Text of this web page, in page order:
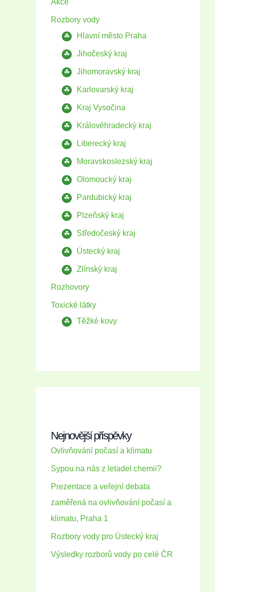
Akce
Rozbory vody
Hlavní město Praha
Jihočeský kraj
Jihomoravský kraj
Karlovarský kraj
Kraj Vysočina
Královéhradecký kraj
Liberecký kraj
Moravskoslezský kraj
Olomoucký kraj
Pardubický kraj
Plzeňský kraj
Středočeský kraj
Ústecký kraj
Zlínský kraj
Rozhovory
Toxické látky
Těžké kovy
Nejnovější příspěvky
Ovlivňování počasí a klimatu
Sypou na nás z letadel chemii?
Prezentace a veřejní debata
zaměřená na ovlivňování počasí a
klimatu, Praha 1
Rozbory vody pro Ústecký kraj
Výsledky rozborů vody po celé ČR